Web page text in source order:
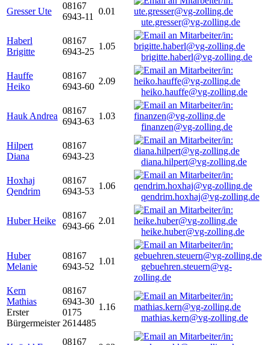
Gresser Ute
08167
6943-11
0.01
ute.gresser@vg-zolling.de
Haberl
Brigitte
08167
6943-25
1.05
brigitte.haberl@vg-zolling.de
Hauffe
Heiko
08167
6943-60
2.09
heiko.hauffe@vg-zolling.de
Hauk Andrea
08167
6943-63
1.03
finanzen@vg-zolling.de
Hilpert
Diana
08167
6943-23
diana.hilpert@vg-zolling.de
Hoxhaj
Qendrim
08167
6943-53
1.06
qendrim.hoxhaj@vg-zolling.de
Huber Heike
08167
6943-66
2.01
heike.huber@vg-zolling.de
Huber
Melanie
08167
6943-52
1.01
gebuehren.steuern@vg-
zolling.de
Kern
Mathias
Erster
Bürgermeister
08167
6943-30
0175
2614485
1.16
mathias.kern@vg-zolling.de
08167